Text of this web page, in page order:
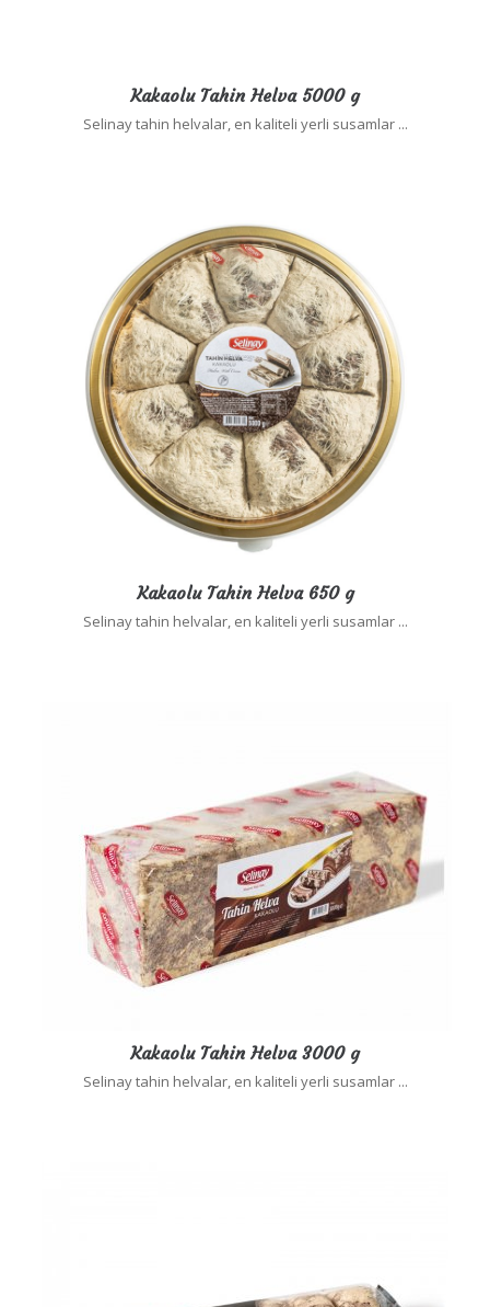
Kakaolu Tahin Helva 5000 g
Selinay tahin helvalar, en kaliteli yerli susamlar ...
Kakaolu Tahin Helva 650 g
Selinay tahin helvalar, en kaliteli yerli susamlar ...
Kakaolu Tahin Helva 3000 g
Selinay tahin helvalar, en kaliteli yerli susamlar ...